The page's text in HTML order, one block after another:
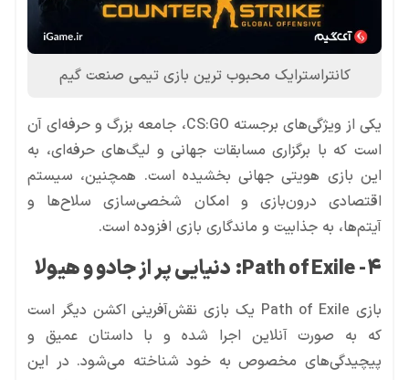
کانتراسترایک محبوب ترین بازی تیمی صنعت گیم
یکی از ویژگی‌های برجسته CS:GO، جامعه بزرگ و حرفه‌ای آن
است که با برگزاری مسابقات جهانی و لیگ‌های حرفه‌ای، به
این بازی هویتی جهانی بخشیده است. همچنین، سیستم
اقتصادی درون‌بازی و امکان شخصی‌سازی سلاح‌ها و
آیتم‌ها، به جذابیت و ماندگاری بازی افزوده است.
4- Path of Exile
: دنیایی پر از جادو و هیولا
بازی Path of Exile یک بازی نقش‌آفرینی اکشن دیگر است
که به صورت آنلاین اجرا شده و با داستان عمیق و
پیچیدگی‌های مخصوص به خود شناخته می‌شود. در این